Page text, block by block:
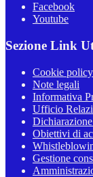
Facebook
Youtube
Sezione Link
Cookie policy
Note legali
Informativa
Ufficio
Obiettivi di
Gestione